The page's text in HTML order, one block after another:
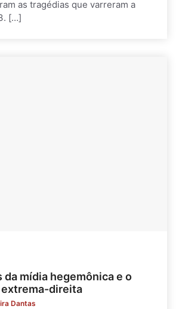
as tragédias que varreram a
[…]
da mídia hegemônica e o
direita
Dantas